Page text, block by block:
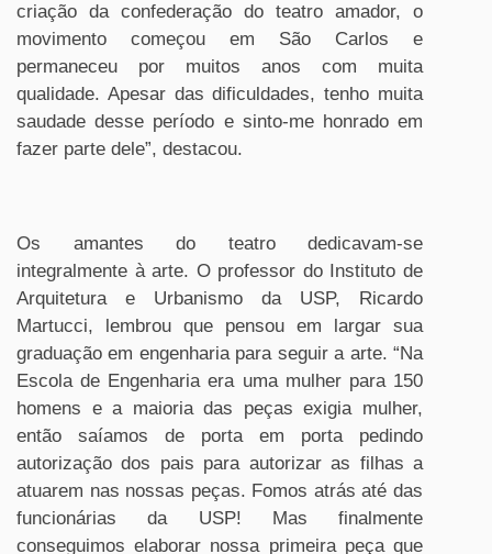
criação da confederação do teatro amador, o
movimento começou em São Carlos e
permaneceu por muitos anos com muita
qualidade. Apesar das dificuldades, tenho muita
saudade desse período e sinto-me honrado em
fazer parte dele”, destacou.
Os amantes do teatro dedicavam-se
integralmente à arte. O professor do Instituto de
Arquitetura e Urbanismo da USP, Ricardo
Martucci, lembrou que pensou em largar sua
graduação em engenharia para seguir a arte. “Na
Escola de Engenharia era uma mulher para 150
homens e a maioria das peças exigia mulher,
então saíamos de porta em porta pedindo
autorização dos pais para autorizar as filhas a
atuarem nas nossas peças. Fomos atrás até das
funcionárias da USP! Mas finalmente
conseguimos elaborar nossa primeira peça que